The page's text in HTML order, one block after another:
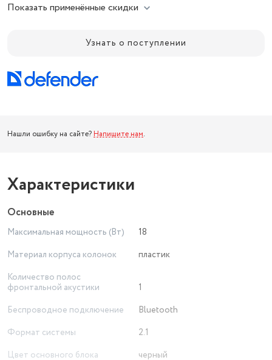
Показать применённые скидки
Узнать о поступлении
Нашли ошибку на сайте? Напишите нам.
Характеристики
Основные
Максимальная мощность (Вт)
18
Материал корпуса колонок
пластик
Количество полос
фронтальной акустики
1
Беспроводное подключение
Bluetooth
Формат системы
2.1
Цвет основного блока
черный